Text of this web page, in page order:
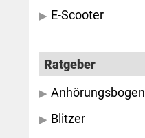
E-Scooter
Ratgeber
Anhörungsbogen
Blitzer